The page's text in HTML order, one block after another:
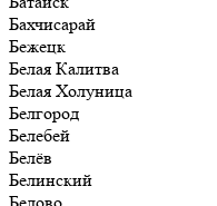
Бахчисарай
Бежецк
Белая Калитва
Белая Холуница
Белгород
Белебей
Белёв
Белинский